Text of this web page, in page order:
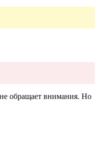
обращает внимания. Но